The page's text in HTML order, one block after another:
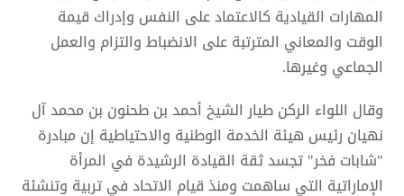
المهارات القيادية كالاعتماد على النفس وإدراك قيمة
الوقت والمعاني المترتبة على الانضباط والتزام والعمل
الجماعي وغيرها.
وقال اللواء الركن طيار الشيخ أحمد بن طحنون بن محمد آل
نهيان رئيس هيئة الخدمة الوطنية والاحتياطية إن مبادرة
"شابات فخر" تجسد ثقة القيادة الرشيدة في المرأة
الإماراتية التي ساهمت ومنذ قيام الاتحاد في تربية وتنشئة